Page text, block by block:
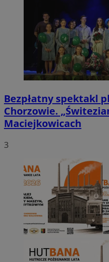
Bezpłatny spektakl
Chorzowie.
Maciejkowicach
3